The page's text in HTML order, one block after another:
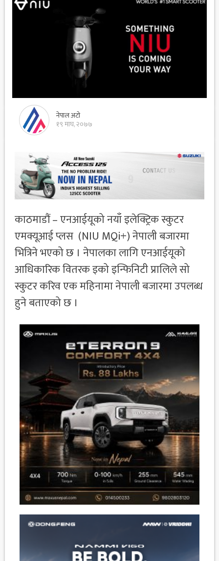
नेपाल अटो
१९ माघ, २०७७
काठमाडौं – एनआईयूको नयाँ इलेक्ट्रिक स्कुटर
एमक्यूआई प्लस (NIU MQi+) नेपाली बजारमा
भित्रिने भएको छ । नेपालका लागि एनआईयूको
आधिकारिक वितरक इको इन्फिनिटी प्रालिले सो
स्कुटर करिव एक महिनामा नेपाली बजारमा उपलब्ध
हुने बताएको छ ।